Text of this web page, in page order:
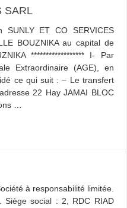
SARL
SUNLY ET CO SERVICES
BOUZNIKA au capital de
****************** I- Par
Extraordinaire (AGE), en
ce qui suit : – Le transfert
22 Hay JAMAI BLOC
…
à responsabilité limitée.
Siège social : 2, RDC RIAD